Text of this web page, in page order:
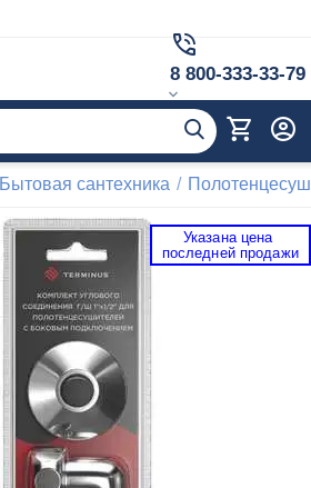
8 800-333-33-79
Бытовая сантехника /
Указана цена
последней продажи